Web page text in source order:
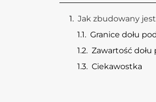
Jak zbudowany
Granice dołu
Zawartość
Ciekawostka